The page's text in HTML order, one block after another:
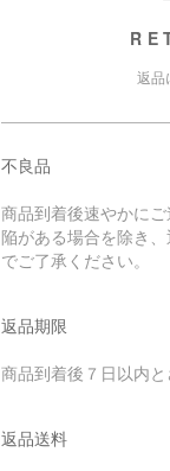
返品
不良品
商品到着後速やかに
陥がある場合を除き
でご了承ください。
返品期限
商品到着後７日以内と
返品送料